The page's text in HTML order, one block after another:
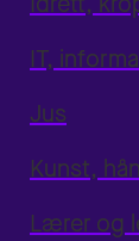
IT,
Jus
Kunst,
Lærer og